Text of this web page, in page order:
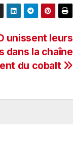
unissent leurs
dans la chaîne
du cobalt